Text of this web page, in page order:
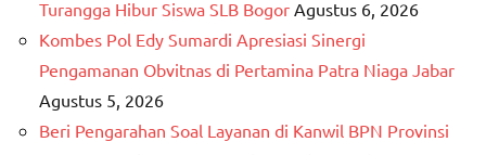
Turangga Hibur Siswa SLB Bogor Agustus 6, 2026
Kombes Pol Edy Sumardi Apresiasi Sinergi
Pengamanan Obvitnas di Pertamina Patra Niaga Jabar
Agustus 5, 2026
Beri Pengarahan Soal Layanan di Kanwil BPN Provinsi